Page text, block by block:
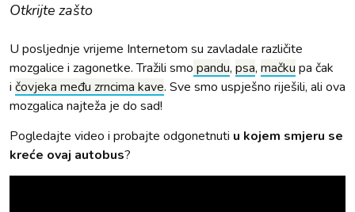
Otkrijte zašto
U posljednje vrijeme Internetom su zavladale različite
mozgalice i zagonetke. Tražili smo pandu, psa, mačku pa čak
i čovjeka među zrncima kave. Sve smo uspješno riješili, ali ova
mozgalica najteža je do sad!
Pogledajte video i probajte odgonetnuti u kojem smjeru se
kreće ovaj autobus?